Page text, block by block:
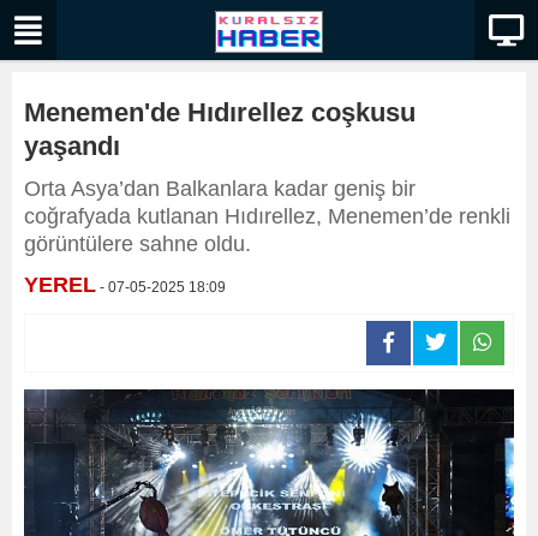
Menemen'de Hıdırellez coşkusu
yaşandı
Orta Asya’dan Balkanlara kadar geniş bir
coğrafyada kutlanan Hıdırellez, Menemen’de renkli
görüntülere sahne oldu.
YEREL - 07-05-2025 18:09